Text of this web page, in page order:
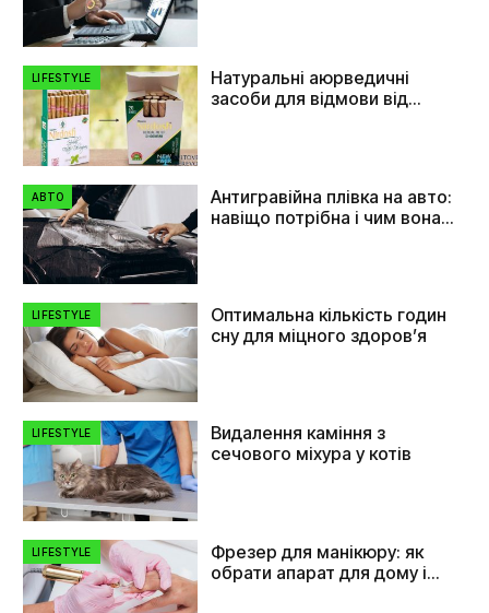
LIFESTYLE
Натуральні аюрведичні
засоби для відмови від
АВТО
Антигравійна плівка на авто:
навіщо потрібна і чим вона
LIFESTYLE
Оптимальна кількість годин
сну для міцного здоров’я
LIFESTYLE
Видалення каміння з
сечового міхура у котів
LIFESTYLE
Фрезер для манікюру: як
обрати апарат для дому і